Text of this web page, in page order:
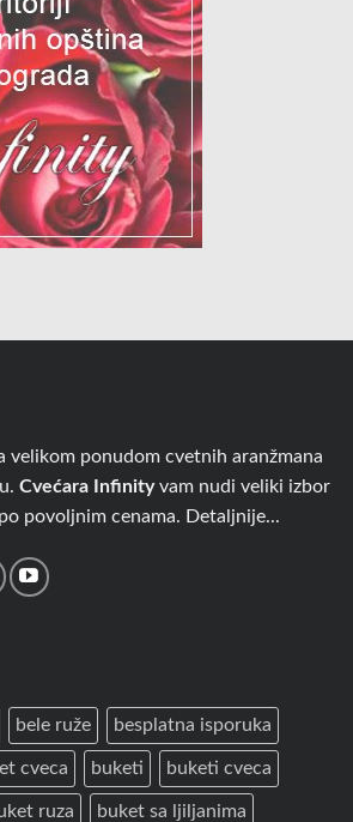
velikom ponudom cvetnih aranžmana
Cvećara Infinityvam nudi veliki izbor
povoljnim cenama. Detaljnije...
bele ruže besplatna isporuka
cveca buketi buketi cveca
ruza buket sa ljiljanima